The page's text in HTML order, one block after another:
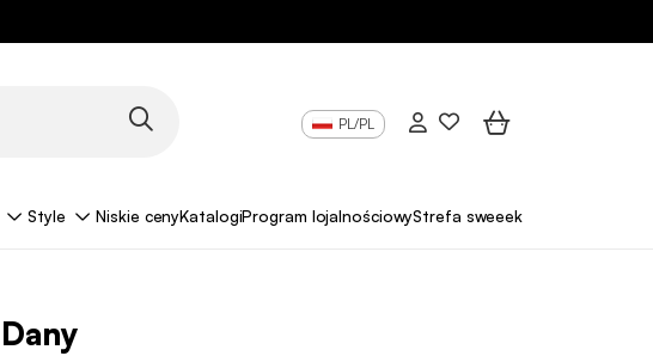
PL/PL
Style Niskie cenyKatalogiProgram lojalnościowyStrefa sweeek Pro
Dany